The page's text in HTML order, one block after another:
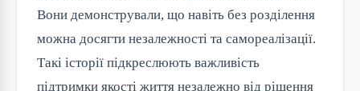
Вони демонстрували, що навіть без розділення
можна досягти незалежності та самореалізації.
Такі історії підкреслюють важливість
підтримки якості життя незалежно від рішення